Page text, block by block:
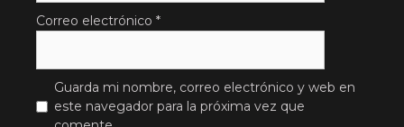
Correo electrónico *
Guarda mi nombre, correo electrónico y web en
este navegador para la próxima vez que